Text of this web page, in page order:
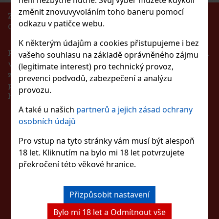
změnit znovuvyvoláním toho baneru pomocí
odkazu v patičce webu.
K některým údajům a cookies přistupujeme i bez
vašeho souhlasu na základě oprávněného zájmu
(legitimate interest) pro technický provoz,
prevenci podvodů, zabezpečení a analýzu
provozu.
A také u našich partnerů a jejich zásad ochrany
osobních údajů
Pro vstup na tyto stránky vám musí být alespoň
18 let. Kliknutím na bylo mi 18 let potvrzujete
překročení této věkové hranice.
Přizpůsobit nastavení
Bylo mi 18 let a Odmítnout vše
Hi pol Brass
ks)
Do košíku
Novinka
dražé dóza 64 g
5 ks)
které přinášejí dlouhotrvající ovocnou chuť a
dóza obsahuje 46 dražé a díky kompaktnímu
do auta, kanceláře, kabelky nebo batohu, takže
Sleva: 43%
ZÁKAZ PRODEJE ALKOHOLICKÝCH NÁPOJŮ
OSOBÁM MLADŠÍM 18 LET!!!
Podle zákona o evidenci tržeb je prodávající povinen
vystavit kupujícímu účtenku. Zároveň je povinen
zaevidovat přijatou tržbu u správce daně online v
případě technického výpadku pak nejpozději do 48
hodin.
ZŮSTAŇTE S NÁMI
VE SPOJENÍ
SLEDUJTE NÁS